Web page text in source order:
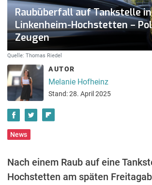
Raubüberfall auf Tankstelle in
Linkenheim-Hochstetten –
Zeugen
Quelle: Thomas Riedel
AUTOR
Melanie Hofheinz
Stand: 28. April 2025
News
Nach einem Raub auf eine
Hochstetten am späten